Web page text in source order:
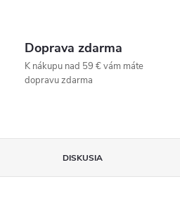
Doprava zdarma
K nákupu nad 59 € vám máte
dopravu zdarma
DISKUSIA